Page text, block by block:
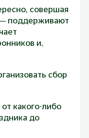
совершая
поддерживают
и,
сбор
какого-либо
до